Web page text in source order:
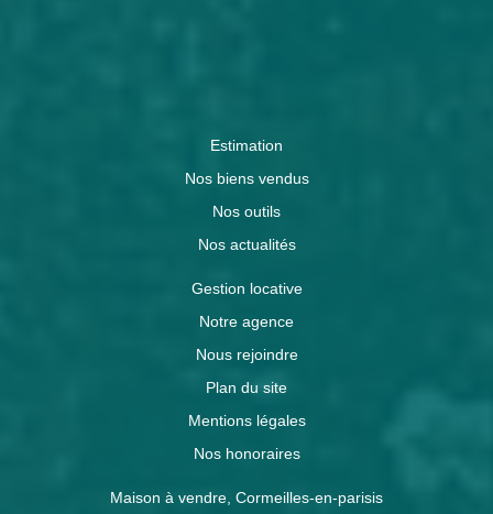
Estimation
Nos biens vendus
Nos outils
Nos actualités
Gestion locative
Notre agence
Nous rejoindre
Plan du site
Mentions légales
Nos honoraires
Maison à vendre, Cormeilles-en-parisis